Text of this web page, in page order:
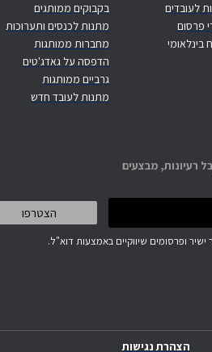
לעובדים
פרסום
בינלאומי
בקבוקים ממותגים
מתנות לכנסים ותערוכות
מחברות ממותגות
הדפסה על גאדג'טים
גרביים ממותגות
מתנות לעובד חדש
רעיונות, מבצעים
הצהרת נגישות
ופרסומים שיווקיים באמצעות דוא"ל.